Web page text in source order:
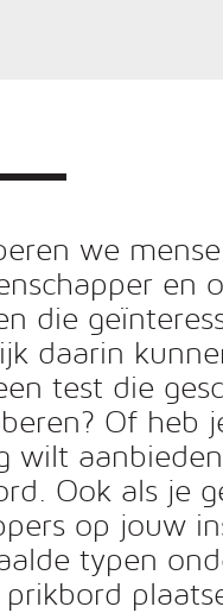
we
en
die
daarin
test die
Of heb
wilt
Ook als je
op jouw
typen